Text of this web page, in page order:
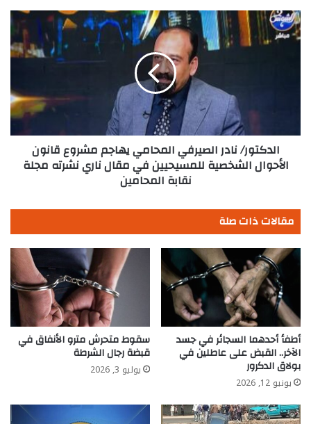
لحجاج
السياحة
البري
مدار
الساعة
الدكتور/
نادر
الصيرفي
الشخصية
للمسيحيين
نشرته
مجلة
نقابة
المحامين
الدكتور/ نادر الصيرفي المحامي يهاجم مشروع قانون
الأحوال الشخصية للمسيحيين في مقال ناري نشرته مجلة
نقابة المحامين
مقالات ذات صلة
أطفأ أحدهما السجائر في جسد
الآخر.. القبض على عاطلين في
بولاق الدكرور
يونيو 12, 2026
سقوط متحرش مترو الأنفاق في
قبضة رجال الشرطة
يوليو 3, 2026